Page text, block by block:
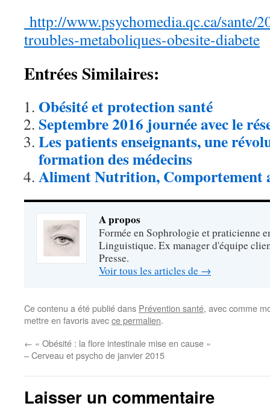
http://www.psychomedia.qc.ca/sante/
troubles-metaboliques-obesite-diabete
Entrées Similaires:
Obésité et protection santé
Septembre 2016 journée avec le
Les patients enseignants, une
formation des médecins
Aliment Nutrition, Comportement
A propos
Formée en Sophrologie et praticienne
Linguistique. Ex manager d'équipe
Presse.
Voir tous les articles de →
Ce contenu a été publié dans Prévention santé, avec comme
mettre en favoris avecce permalien.
← « Obésité : la flore intestinale mise en cause »
– Cerveau et psycho de janvier 2015
Laisser un commentaire